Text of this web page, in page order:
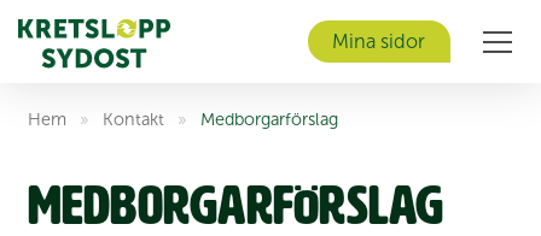
Mina sidor
Hem » Kontakt » Medborgar­förslag
Medborgar­förslag